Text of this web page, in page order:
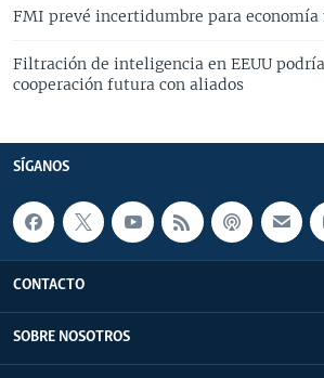
FMI prevé incertidumbre para
Filtración de inteligencia en EEUU
cooperación futura con aliados
SÍGANOS
CONTACTO
SOBRE NOSOTROS